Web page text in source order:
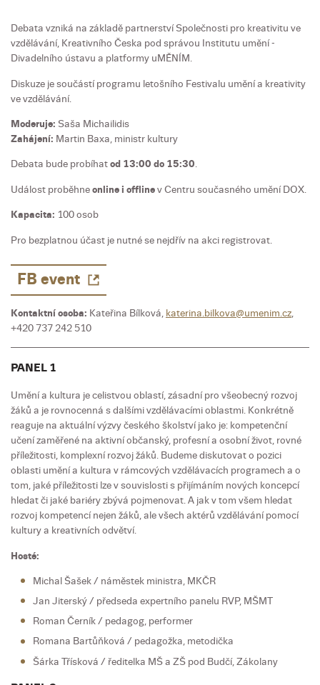
Debata vzniká na základě partnerství Společnosti pro kreativitu ve
vzdělávání, Kreativního Česka pod správou Institutu umění -
Divadelního ústavu a platformy uMĚNÍM.
Diskuze je součástí programu letošního Festivalu umění a kreativity
ve vzdělávání.
Moderuje: Saša Michailidis
Zahájení: Martin Baxa, ministr kultury
Debata bude probíhatod 13:00 do 15:30.
Událost proběhneonline i offlinev Centru současného umění DOX.
Kapacita: 100 osob
Pro bezplatnou účast je nutné se nejdřív na akci registrovat.
FB event
Kontaktní osoba: Kateřina Bílková, katerina.bilkova@umenim.cz,
+420 737 242 510
PANEL 1
Umění a kultura je celistvou oblastí, zásadní pro všeobecný rozvoj
žáků a je rovnocenná s dalšími vzdělávacími oblastmi. Konkrétně
reaguje na aktuální výzvy českého školství jako je: kompetenční
učení zaměřené na aktivní občanský, profesní a osobní život, rovné
příležitosti, komplexní rozvoj žáků. Budeme diskutovat o pozici
oblasti umění a kultura v rámcových vzdělávacích programech a o
tom, jaké příležitosti lze v souvislosti s přijímáním nových koncepcí
hledat či jaké bariéry zbývá pojmenovat. A jak v tom všem hledat
rozvoj kompetencí nejen žáků, ale všech aktérů vzdělávání pomocí
kultury a kreativních odvětví.
Hosté:
Michal Šašek / náměstek ministra, MKČR
Jan Jiterský / předseda expertního panelu RVP, MŠMT
Roman Černík / pedagog, performer
Romana Bartůňková / pedagožka, metodička
Šárka Třísková / ředitelka MŠ a ZŠ pod Budčí, Zákolany